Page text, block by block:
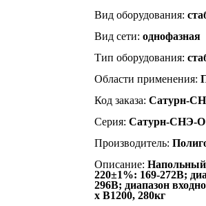
Вид оборудования:
Вид сети: однофазная
Тип оборудования:
Области применения:
Код заказа:Сатурн-
Серия:Сатурн-СНЭ-О
Производитель:
Описание:Напольный
220±1%: 169-272В;
296В; диапазон
x В1200, 280кг